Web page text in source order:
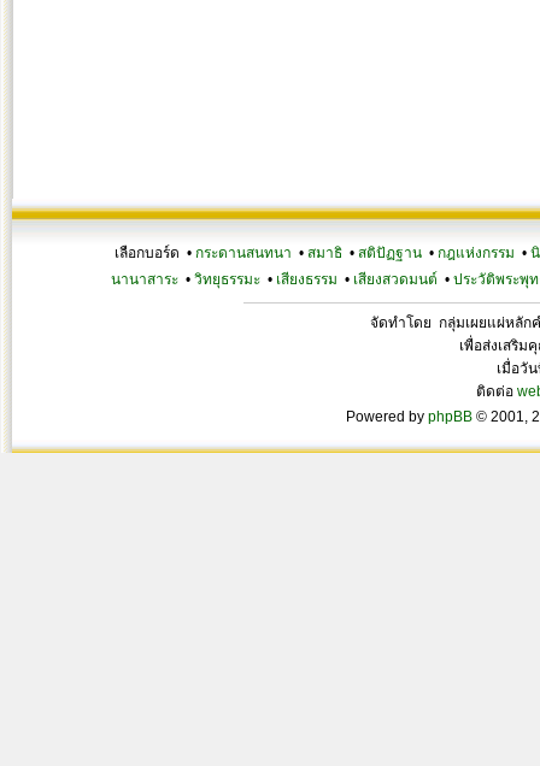
เลือกบอร์ด • กระดานสนทนา • สมาธิ • สติปัฏฐาน • กฎแห่งกรรม •
นานาสาระ• วิทยุธรรมะ• เสียงธรรม • เสียงสวดมนต์ • ประวัติพระพุท
จัดทำโดย กลุ่มเผยแผ่หลัก
เพื่อส่งเสริม
เมื่อวั
ติดต่อ
Powered by phpBB © 2001,